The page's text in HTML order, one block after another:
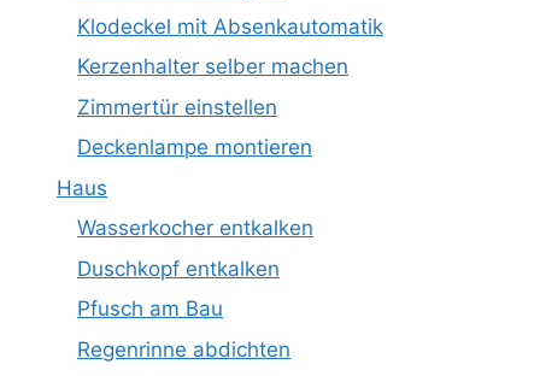
Klodeckel mit Absenkautomatik
Kerzenhalter selber machen
Zimmertür einstellen
Deckenlampe montieren
Haus
Wasserkocher entkalken
Duschkopf entkalken
Pfusch am Bau
Regenrinne abdichten